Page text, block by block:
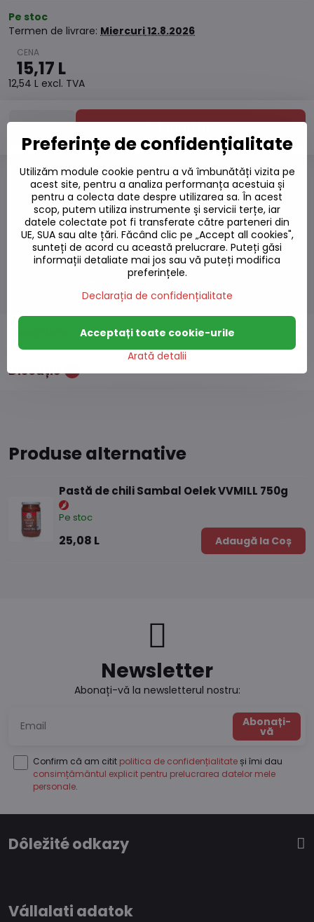
Pe stoc
Termen de livrare: Miercuri12.8.2026
15,17 L
12,54 L excl. TVA
Adaugă la Coș
Adaugă la favorite
Adăugați la listă
Watchdog
Livrări
Număr depozit:S7#SK#8004#1
Discuție 0
Produse alternative
Pastă de chili Sambal Oelek VVMILL 750g
Pe stoc
25,08 L Adaugă la Coș
Newsletter
Abonați-vă la newsletterul nostru:
Abonați-
vă
Confirm că am citit politica de confidențialitate și îmi dau
consimțământul explicit pentru prelucrarea datelor mele
personale.
Dôležité odkazy
Vállalati adatok
Preferințe de confidențialitate
Utilizăm module cookie pentru a vă îmbunătăți vizita pe
acest site, pentru a analiza performanța acestuia și
pentru a colecta date despre utilizarea sa. În acest
scop, putem utiliza instrumente și servicii terțe, iar
datele colectate pot fi transferate către parteneri din
UE, SUA sau alte țări. Făcând clic pe „Accept all cookies",
sunteți de acord cu această prelucrare. Puteți găsi
informații detaliate mai jos sau vă puteți modifica
preferințele.
Declarația de confidențialitate
Arată detalii
Acceptați toate cookie-urile